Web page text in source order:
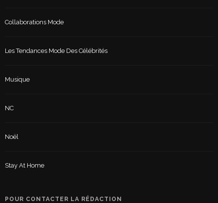
Collaborations Mode
Les Tendances Mode Des Célébrités
Musique
NC
Noël
Stay At Home
POUR CONTACTER LA RÉDACTION